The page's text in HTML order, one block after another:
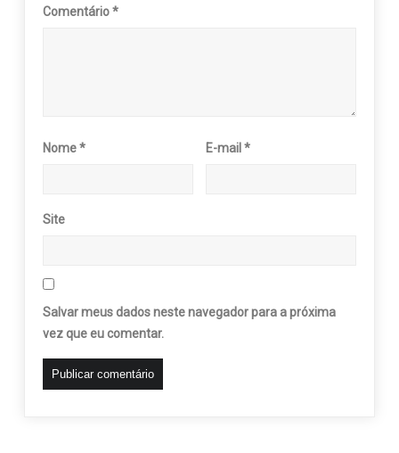
Comentário*
Nome* E-mail*
Site
Salvar meus dados neste navegador para a próxima
vez que eu comentar.